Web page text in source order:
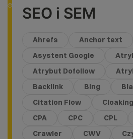
SEO i SEM
Ahrefs
Anchor text
Asystent Google
Atrybut Dofollow
Backlink
Bing
Citation Flow
Cloaking
CPA
CPC CPL
Crawler
CWV